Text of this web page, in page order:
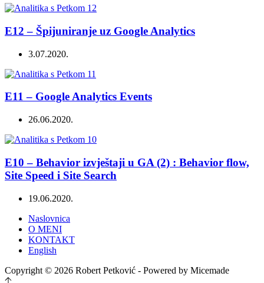
E12 – Špijuniranje uz Google Analytics
3.07.2020.
E11 – Google Analytics Events
26.06.2020.
E10 – Behavior izvještaji u GA (2) : Behavior flow,
Site Speed i Site Search
19.06.2020.
Naslovnica
O MENI
KONTAKT
English
Copyright © 2026 Robert Petković - Powered by Micemade